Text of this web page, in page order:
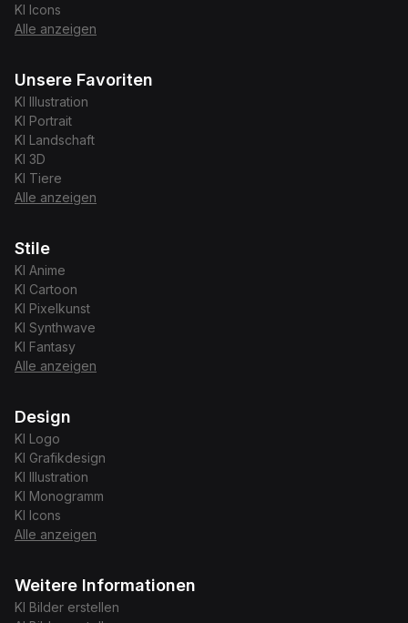
KI
Icons
Alle anzeigen
Unsere Favoriten
KI
Illustration
KI Portrait
KI Landschaft
KI 3D
KI Tiere
Alle anzeigen
Stile
KI Anime
KI Cartoon
KI Pixelkunst
KI Synthwave
KI Fantasy
Alle anzeigen
Design
KI Logo
KI Grafikdesign
KI
Illustration
KI Monogramm
KI
Icons
Alle anzeigen
Weitere Informationen
KI Bilder erstellen